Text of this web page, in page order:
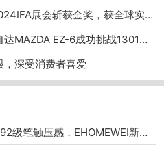
美的新风探索家于2024IFA展会斩获金奖，获全球实力认证
续航更进阶 长安马自达MAZDA EZ-6成功挑战1301公里续航
深受消费者喜爱
能23.8寸便携显示器来袭！8192级笔触压感，EHOMEWEI新品发布